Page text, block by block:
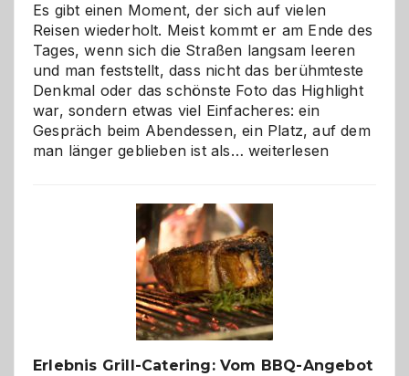
Es gibt einen Moment, der sich auf vielen
Reisen wiederholt. Meist kommt er am Ende des
Tages, wenn sich die Straßen langsam leeren
und man feststellt, dass nicht das berühmteste
Denkmal oder das schönste Foto das Highlight
war, sondern etwas viel Einfacheres: ein
Gespräch beim Abendessen, ein Platz, auf dem
man länger geblieben ist als… Als
–
die
Gelegenheit,
neue
Reiseziele
zu
entdecken
weiterlesen
Erlebnis Grill-Catering: Vom BBQ-Angebot